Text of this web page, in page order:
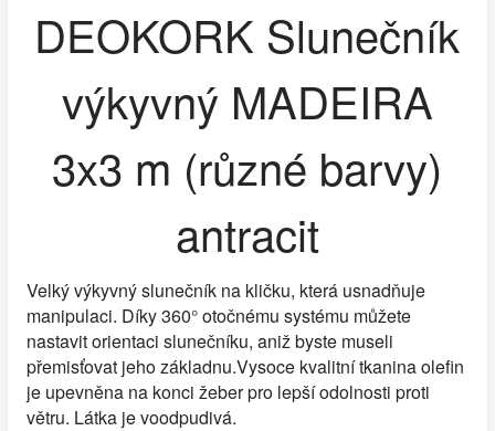
DEOKORK Slunečník
výkyvný MADEIRA
3x3 m (různé barvy)
antracit
Velký výkyvný slunečník na kličku, která usnadňuje
manipulaci. Díky 360° otočnému systému můžete
nastavit orientaci slunečníku, aniž byste museli
přemisťovat jeho základnu.Vysoce kvalitní tkanina olefin
je upevněna na konci žeber pro lepší odolnosti proti
větru. Látka je voodpudivá.